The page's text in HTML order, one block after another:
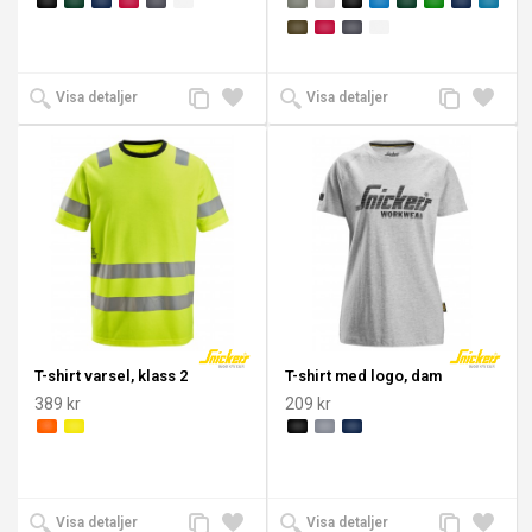
Visa detaljer
Lägg
till i
Lägg
till
Visa detaljer
Lägg
till i
Lägg
till
T-shirt varsel, klass 2
389 kr
Visa detaljer
Lägg
Lägg
T-shirt med logo, dam
209 kr
Visa detaljer
Lägg
Lägg